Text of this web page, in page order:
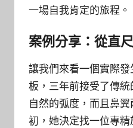
一場自我肯定的旅程。
案例分享：從直
讓我們來看一個實際
板，三年前接受了傳
自然的弧度，而且鼻
初，她決定找一位專